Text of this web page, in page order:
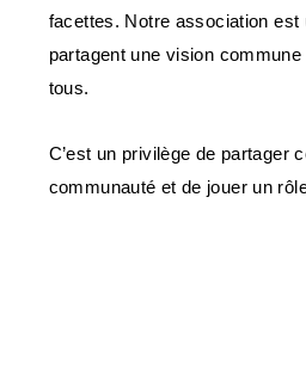
facettes. Notre association
partagent une vision
tous.
C’est un privilège de partager
communauté et de jouer un